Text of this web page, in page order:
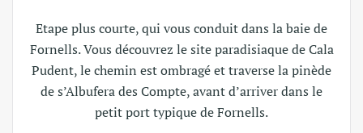
Etape plus courte, qui vous conduit dans la baie de
Fornells. Vous découvrez le site paradisiaque de Cala
Pudent, le chemin est ombragé et traverse la pinède
de s’Albufera des Compte, avant d’arriver dans le
petit port typique de Fornells.